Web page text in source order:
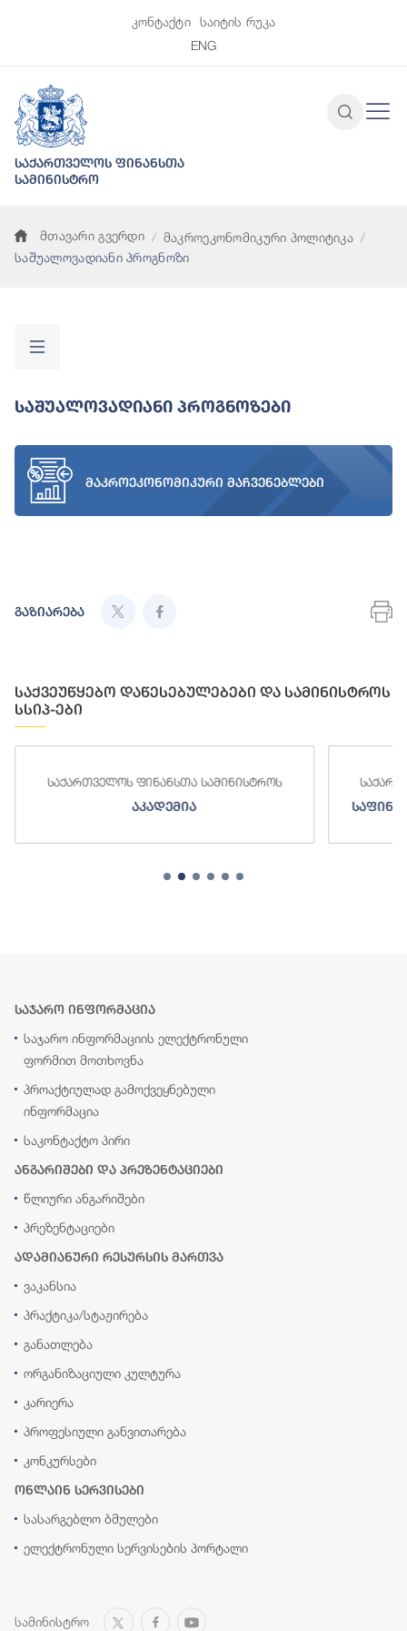
კონტაქტი
საიტის რუკა
ENG
საქართველოს ფინანსთა
სამინისტრო
მთავარი გვერდი
მაკროეკონომიკური პოლიტიკა
საშუალოვადიანი პროგნოზი
Საშუალოვადიანი Პროგნოზები
მაკროეკონომიკური მაჩვენებლები
გაზიარება
საქვეუწყებო დაწესებულებები და სამინისტროს
სსიპ-ები
საქართველოს ფინანსთა სამინისტროს
აკადემია
საჯარო ინფორმაცია
საჯარო ინფორმაციის ელექტრონული
ფორმით მოთხოვნა
პროაქტიულად გამოქვეყნებული
ინფორმაცია
საკონტაქტო პირი
ანგარიშები და პრეზენტაციები
წლიური ანგარიშები
პრეზენტაციები
ადამიანური რესურსის მართვა
ვაკანსია
პრაქტიკა/სტაჟირება
განათლება
ორგანიზაციული კულტურა
კარიერა
პროფესიული განვითარება
კონკურსები
ონლაინ სერვისები
სასარგებლო ბმულები
ელექტრონული სერვისების პორტალი
სამინისტრო